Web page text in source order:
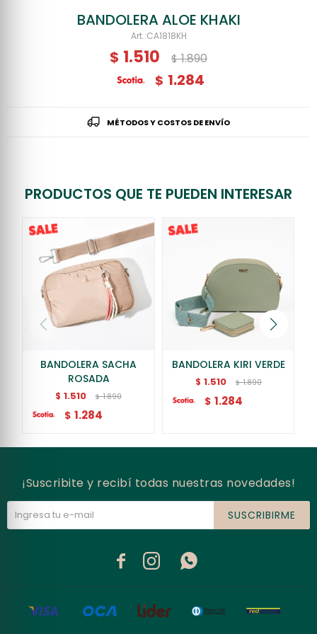
BANDOLERA ALOE KHAKI
CA1818KH
$ 1.510 $ 1.890
$ 1.284
MÉTODOS Y COSTOS DE ENVÍO
PRODUCTOS QUE TE PUEDEN INTERESAR
BANDOLERA SACHA
ROSADA
$ 1.510 $ 1.890
$ 1.284
BANDOLERA KIRI VERDE
$ 1.510 $ 1.890
$ 1.284
¡Suscribite y recibí todas nuestras novedades!
SUSCRIBIRME
  